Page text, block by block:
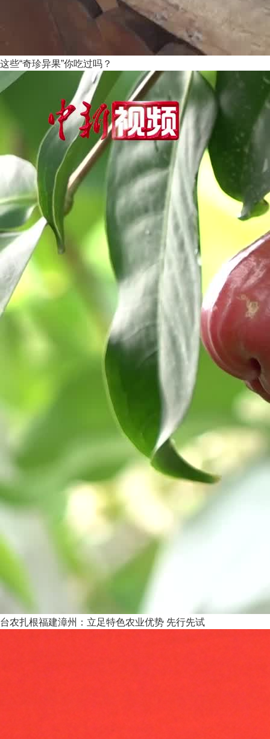
这些“奇珍异果”你吃过吗？
台农扎根福建漳州：立足特色农业优势 先行先试